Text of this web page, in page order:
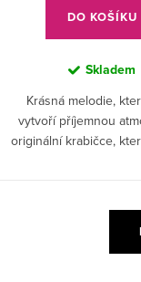
DO KOŠÍKU
Skladem
Krásná melodie,
vytvoří příjemnou
originální krabičce,